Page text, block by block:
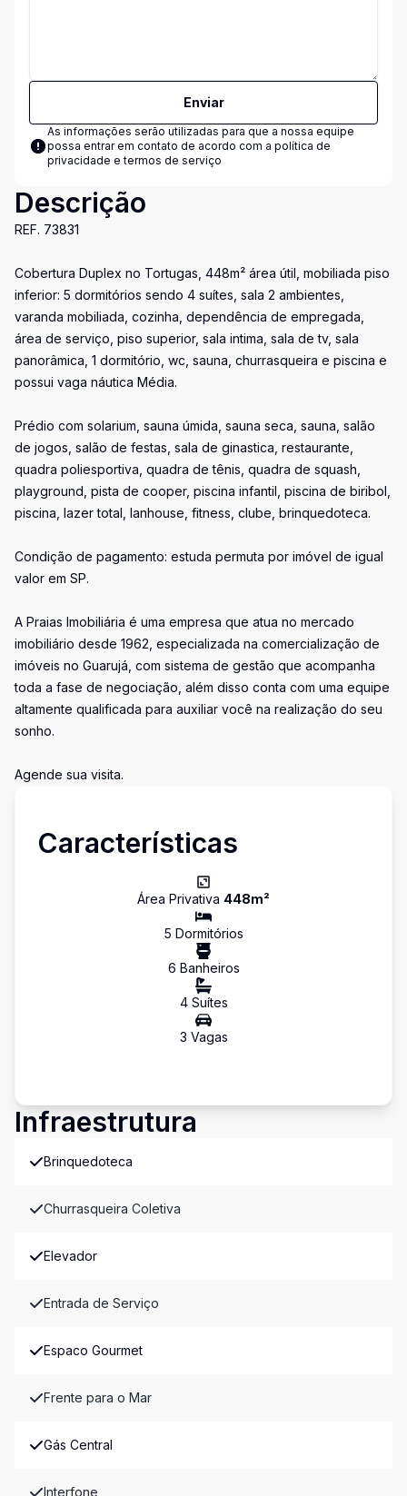
Enviar
As informações serão utilizadas para que a nossa equipe
possa entrar em contato de acordo com a política de
privacidade e termos de serviço
Descrição
REF. 73831
Cobertura Duplex no Tortugas, 448m² área útil, mobiliada piso
inferior: 5 dormitórios sendo 4 suítes, sala 2 ambientes,
varanda mobiliada, cozinha, dependência de empregada,
área de serviço, piso superior, sala intima, sala de tv, sala
panorâmica, 1 dormitório, wc, sauna, churrasqueira e piscina e
possui vaga náutica Média.
Prédio com solarium, sauna úmida, sauna seca, sauna, salão
de jogos, salão de festas, sala de ginastica, restaurante,
quadra poliesportiva, quadra de tênis, quadra de squash,
playground, pista de cooper, piscina infantil, piscina de biribol,
piscina, lazer total, lanhouse, fitness, clube, brinquedoteca.
Condição de pagamento: estuda permuta por imóvel de igual
valor em SP.
A Praias Imobiliária é uma empresa que atua no mercado
imobiliário desde 1962, especializada na comercialização de
imóveis no Guarujá, com sistema de gestão que acompanha
toda a fase de negociação, além disso conta com uma equipe
altamente qualificada para auxiliar você na realização do seu
sonho.
Agende sua visita.
Características
Área Privativa 448m²
5 Dormitórios
6 Banheiros
4Suítes
3 Vagas
Infraestrutura
Brinquedoteca
Churrasqueira Coletiva
Elevador
Entrada de Serviço
Espaco Gourmet
Frente para o Mar
Gás Central
Interfone